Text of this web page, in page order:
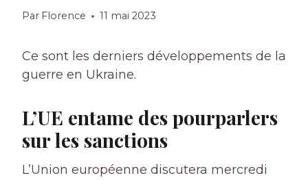
Par Florence 11 mai 2023
Ce sont les derniers développements de la
guerre en Ukraine.
L’UE entame des pourparlers
sur les sanctions
L’Union européenne discutera mercredi